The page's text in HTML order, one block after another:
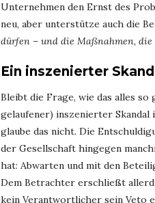
Unternehmen den Ernst des
neu, aber unterstütze auch die
dürfen – und die Maßnahmen, die
Ein inszenierter
Bleibt die Frage, wie das alles
gelaufener) inszenierter Skandal
glaube das nicht. Die
der Gesellschaft hingegen
hat: Abwarten und mit den
Dem Betrachter erschließt
kein Verantwortlicher sein Veto